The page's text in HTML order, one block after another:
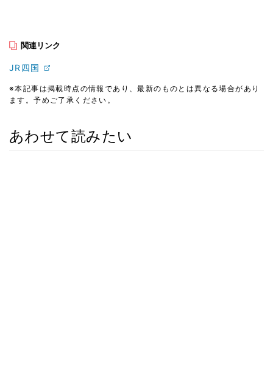
関連リンク
JR四国
※本記事は掲載時点の情報であり、最新のものとは異なる場合があり
ます。予めご了承ください。
あわせて読みたい